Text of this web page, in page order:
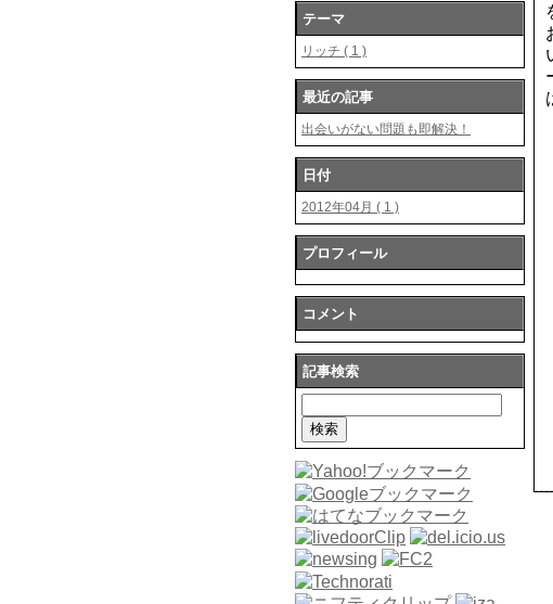
テーマ
リッチ ( 1 )
最近の記事
出会いがない問題も即解決！
日付
2012年04月 ( 1 )
プロフィール
コメント
記事検索